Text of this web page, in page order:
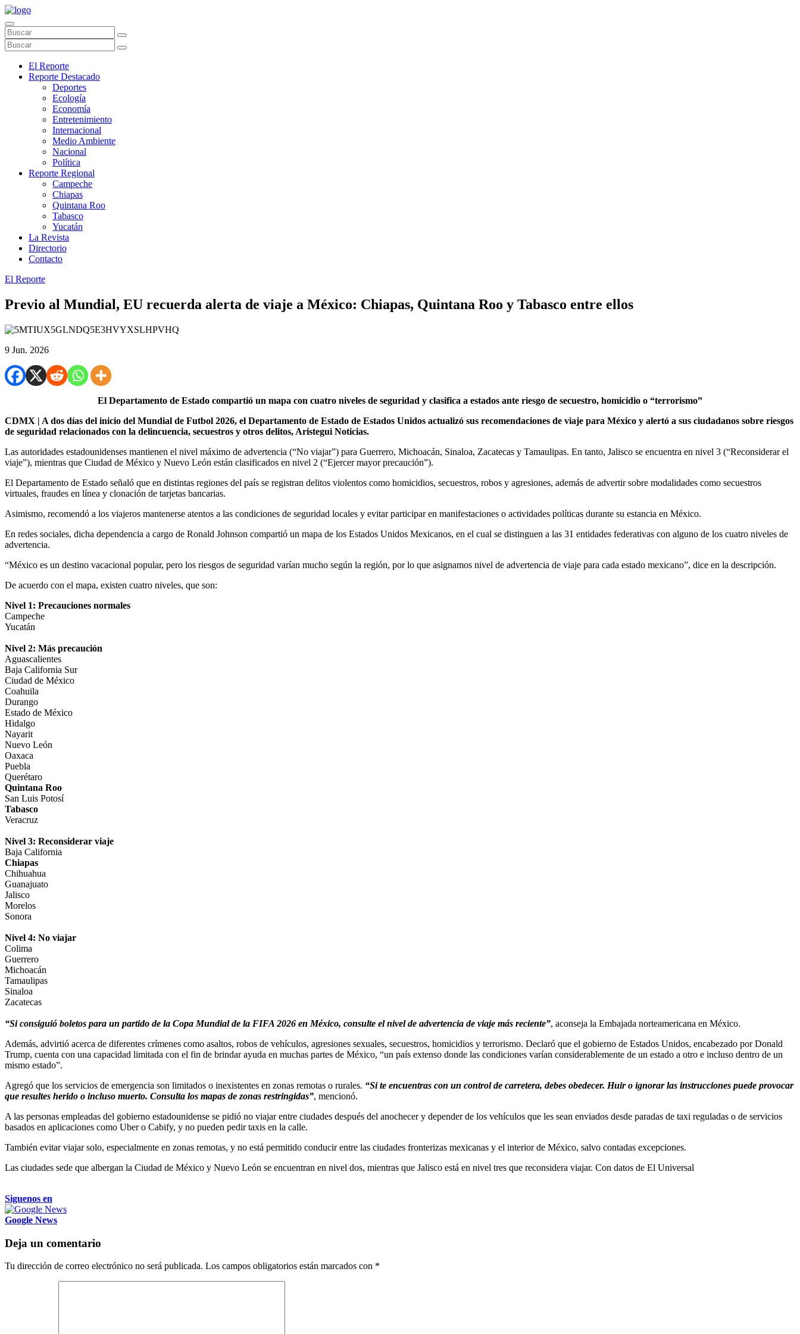
El Reporte
Reporte Destacado
Deportes
Ecología
Economía
Entretenimiento
Internacional
Medio Ambiente
Nacional
Política
Reporte Regional
Campeche
Chiapas
Quintana Roo
Tabasco
Yucatán
La Revista
Directorio
Contacto
El Reporte
Previo al Mundial, EU recuerda alerta de viaje a México: Chiapas, Quintana Roo y Tabasco entre ellos
9 Jun. 2026
El Departamento de Estado compartió un mapa con cuatro niveles de seguridad y clasifica a estados ante riesgo de secuestro, homicidio o “terrorismo”
CDMX | A dos días del inicio del Mundial de Futbol 2026, el Departamento de Estado de Estados Unidos actualizó sus recomendaciones de viaje para México y alertó a sus ciudadanos sobre riesgos
de seguridad relacionados con la delincuencia, secuestros y otros delitos, Aristegui Noticias.
Las autoridades estadounidenses mantienen el nivel máximo de advertencia (“No viajar”) para Guerrero, Michoacán, Sinaloa, Zacatecas y Tamaulipas. En tanto, Jalisco se encuentra en nivel 3 (“Reconsiderar el
viaje”), mientras que Ciudad de México y Nuevo León están clasificados en nivel 2 (“Ejercer mayor precaución”).
El Departamento de Estado señaló que en distintas regiones del país se registran delitos violentos como homicidios, secuestros, robos y agresiones, además de advertir sobre modalidades como secuestros
virtuales, fraudes en línea y clonación de tarjetas bancarias.
Asimismo, recomendó a los viajeros mantenerse atentos a las condiciones de seguridad locales y evitar participar en manifestaciones o actividades políticas durante su estancia en México.
En redes sociales, dicha dependencia a cargo de Ronald Johnson compartió un mapa de los Estados Unidos Mexicanos, en el cual se distinguen a las 31 entidades federativas con alguno de los cuatro niveles de
advertencia.
“México es un destino vacacional popular, pero los riesgos de seguridad varían mucho según la región, por lo que asignamos nivel de advertencia de viaje para cada estado mexicano”, dice en la descripción.
De acuerdo con el mapa, existen cuatro niveles, que son:
Nivel 1: Precauciones normales
Campeche
Yucatán
Nivel 2: Más precaución
Aguascalientes
Baja California Sur
Ciudad de México
Coahuila
Durango
Estado de México
Hidalgo
Nayarit
Nuevo León
Oaxaca
Puebla
Querétaro
Quintana Roo
San Luis Potosí
Tabasco
Veracruz
Nivel 3: Reconsiderar viaje
Baja California
Chiapas
Chihuahua
Guanajuato
Jalisco
Morelos
Sonora
Nivel 4: No viajar
Colima
Guerrero
Michoacán
Tamaulipas
Sinaloa
Zacatecas
“Si consiguió boletos para un partido de la Copa Mundial de la FIFA 2026 en México, consulte el nivel de advertencia de viaje más reciente”, aconseja la Embajada norteamericana en México.
Además, advirtió acerca de diferentes crímenes como asaltos, robos de vehículos, agresiones sexuales, secuestros, homicidios y terrorismo. Declaró que el gobierno de Estados Unidos, encabezado por Donald
Trump, cuenta con una capacidad limitada con el fin de brindar ayuda en muchas partes de México, “un país extenso donde las condiciones varían considerablemente de un estado a otro e incluso dentro de un
mismo estado”.
Agregó que los servicios de emergencia son limitados o inexistentes en zonas remotas o rurales. “Si te encuentras con un control de carretera, debes obedecer. Huir o ignorar las instrucciones puede provocar
que resultes herido o incluso muerto. Consulta los mapas de zonas restringidas”, mencionó.
A las personas empleadas del gobierno estadounidense se pidió no viajar entre ciudades después del anochecer y depender de los vehículos que les sean enviados desde paradas de taxi reguladas o de servicios
basados ​​en aplicaciones como Uber o Cabify, y no pueden pedir taxis en la calle.
También evitar viajar solo, especialmente en zonas remotas, y no está permitido conducir entre las ciudades fronterizas mexicanas y el interior de México, salvo contadas excepciones.
Las ciudades sede que albergan la Ciudad de México y Nuevo León se encuentran en nivel dos, mientras que Jalisco está en nivel tres que reconsidera viajar. Con datos de El Universal
Siguenos en
Google News
Deja un comentario
Tu dirección de correo electrónico no será publicada. Los campos obligatorios están marcados con *